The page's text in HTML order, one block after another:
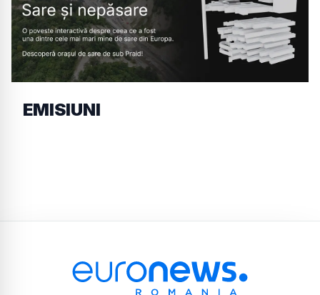
EMISIUNI